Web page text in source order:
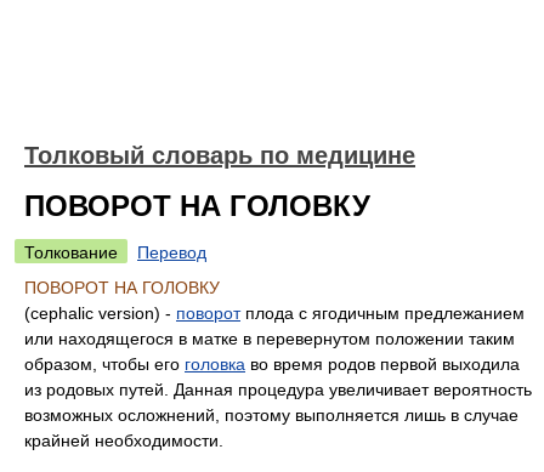
Толковый словарь по медицине
ПОВОРОТ НА ГОЛОВКУ
Толкование
Перевод
ПОВОРОТ НА ГОЛОВКУ
(cephalic version) - поворотплода с ягодичным предлежанием
или находящегося в матке в перевернутом положении таким
образом, чтобы его головка во время родов первой выходила
из родовых путей. Данная процедура увеличивает вероятность
возможных осложнений, поэтому выполняется лишь в случае
крайней необходимости.